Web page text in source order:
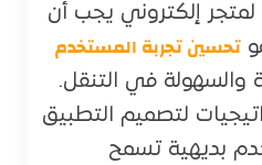
إلكتروني يجب أن
تحسين تجربة المستخدم
في التنقل.
لتصميم التطبيق
بديهية تسمح